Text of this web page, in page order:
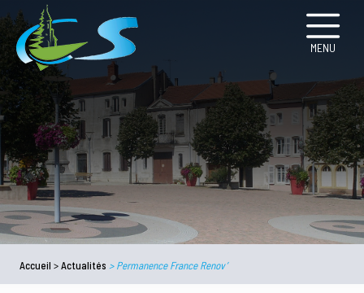
MENU
Accueil >Actualités >Permanence France Renov’